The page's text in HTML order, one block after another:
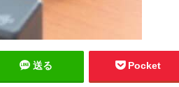
送る Pocket